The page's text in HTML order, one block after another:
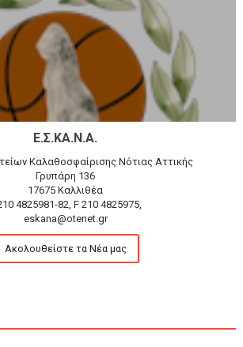
Ε.Σ.ΚΑ.Ν.Α.
Καλαθοσφαίρισης Νότιας Αττικής
Γρυπάρη 136
17675 Καλλιθέα
4825981-82, F 210 4825975,
eskana@otenet.gr
Ακολουθείστε τα Νέα μας